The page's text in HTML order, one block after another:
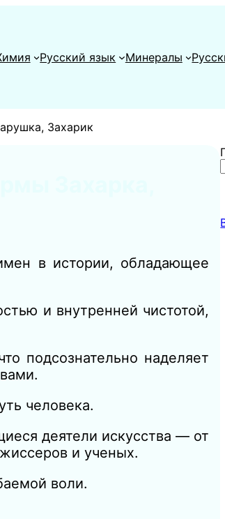
Русский язык Минералы
Захарик
в истории, обладающее
и внутренней чистотой,
подсознательно наделяет
человека.
деятели искусства — от
и ученых.
воли.